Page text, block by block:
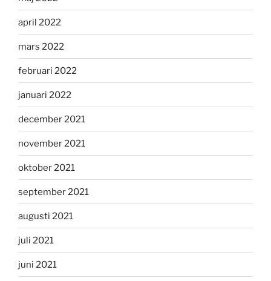
april 2022
mars 2022
februari 2022
januari 2022
december 2021
november 2021
oktober 2021
september 2021
augusti 2021
juli 2021
juni 2021